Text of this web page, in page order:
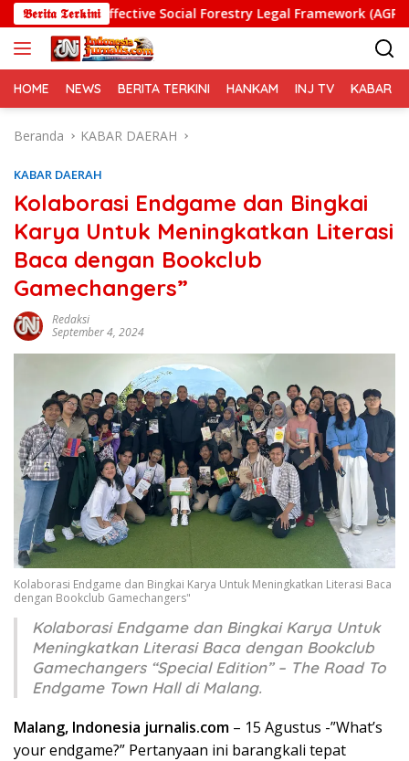
Langsung
ke
konten
𝕭𝖊𝖗𝖎𝖙𝖆 𝕿𝖊𝖗𝖐𝖎𝖓𝖎
Social Forestry Legal Framework (AGP)
HOME NEWS BERITA TERKINI HANKAM INJ TV KABAR
Beranda KABAR DAERAH
KABAR DAERAH
Kolaborasi Endgame dan Bingkai
Karya Untuk Meningkatkan Literasi
Baca dengan Bookclub
Gamechangers”
Redaksi
September 4, 2024
Kolaborasi Endgame dan Bingkai Karya Untuk Meningkatkan Literasi Baca
dengan Bookclub Gamechangers"
Kolaborasi Endgame dan Bingkai Karya Untuk
Meningkatkan Literasi Baca dengan Bookclub
Gamechangers “Special Edition” – The Road To
Endgame Town Hall di Malang.
Malang, Indonesia jurnalis.com – 15 Agustus -”What’s
your endgame?” Pertanyaan ini barangkali tepat